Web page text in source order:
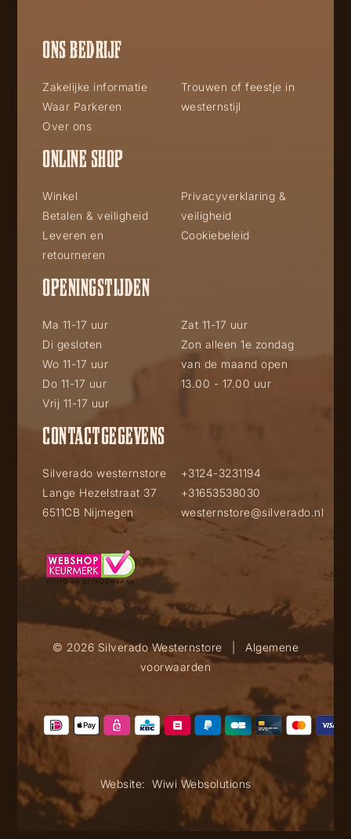
ONS BEDRIJF
Zakelijke informatie
Waar Parkeren
Over ons
Trouwen of feestje in
westernstijl
ONLINE SHOP
Winkel
Betalen & veiligheid
Leveren en
retourneren
Privacyverklaring &
veiligheid
Cookiebeleid
OPENINGSTIJDEN
Ma 11-17 uur
Di gesloten
Wo 11-17 uur
Do 11-17 uur
Vrij 11-17 uur
Zat 11-17 uur
Zon alleen 1e zondag
van de maand open
13.00 - 17.00 uur
CONTACTGEGEVENS
Silverado westernstore
Lange Hezelstraat 37
6511CB Nijmegen
+3124-3231194
+31653538030
westernstore@silverado.nl
© 2026 Silverado Westernstore
Algemene
voorwaarden
Website: Wiwi Websolutions